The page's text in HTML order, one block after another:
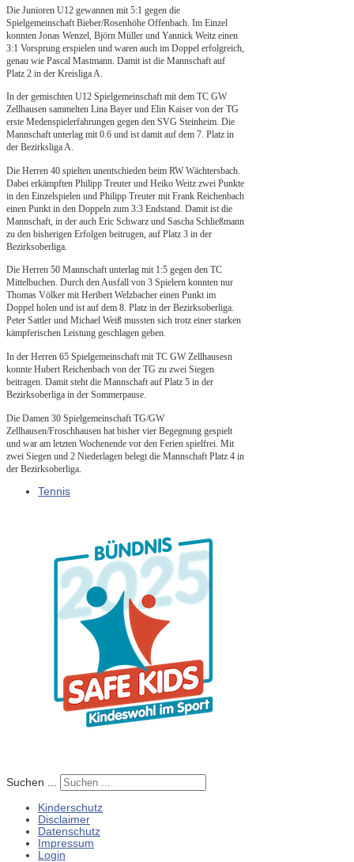
Die Junioren U12 gewannen mit 5:1 gegen die
Spielgemeinschaft Bieber/Rosenhöhe Offenbach. Im Einzel
konnten Jonas Wenzel, Björn Müller und Yannick Weitz einen
3:1 Vorsprung erspielen und waren auch im Doppel erfolgreich,
genau wie Pascal Mastmann. Damit ist die Mannschaft auf
Platz 2 in der Kreisliga A.
In der gemischten U12 Spielgemeinschaft mit dem TC GW
Zellhausen sammelten Lina Bayer und Elin Kaiser von der TG
erste Medenspielerfahrungen gegen den SVG Steinheim. Die
Mannschaft unterlag mit 0.6 und ist damit auf dem 7. Platz in
der Bezirksliga A.
Die Herren 40 spielten unentschieden beim RW Wächtersbach.
Dabei erkämpften Philipp Treuter und Heiko Weitz zwei Punkte
in den Einzelspielen und Philipp Treuter mit Frank Reichenbach
einen Punkt in den Doppeln zum 3:3 Endstand. Damit ist die
Mannschaft, in der auch Eric Schwarz und Sascha Schließmann
zu den bisherigen Erfolgen beitrugen, auf Platz 3 in der
Bezirksoberliga.
Die Herren 50 Mannschaft unterlag mit 1:5 gegen den TC
Mittelbuchen. Durch den Ausfall von 3 Spielern konnten nur
Thomas Völker mit Heribert Welzbacher einen Punkt im
Doppel holen und ist auf dem 8. Platz in der Bezirksoberliga.
Peter Sattler und Michael Weiß mussten sich trotz einer starken
kämpferischen Leistung geschlagen geben.
In der Herren 65 Spielgemeinschaft mit TC GW Zellhausesn
konnte Hubert Reichenbach von der TG zu zwei Siegen
beitragen. Damit steht die Mannschaft auf Platz 5 in der
Bezirksoberliga in der Sommerpause.
Die Damen 30 Spielgemeinschaft TG/GW
Zellhausen/Froschhausen hat bisher vier Begegnung gespielt
und war am letzten Wochenende vor den Ferien spielfrei. Mit
zwei Siegen und 2 Niederlagen belegt die Mannschaft Platz 4 in
der Bezirksoberliga.
Tennis
Suchen ...
Kinderschutz
Disclaimer
Datenschutz
Impressum
Login